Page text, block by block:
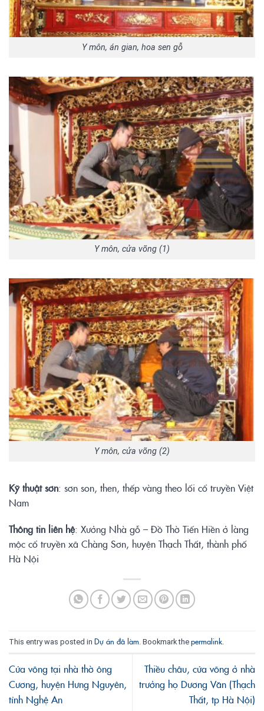
Y môn, án gian, hoa sen gỗ
Y môn, cửa võng (1)
Y môn, cửa võng (2)
Kỹthuật sơn: sơn son, then, thếp vàng theo lối cổ truyền Việt
Nam
Thông tin liên hệ: Xưởng Nhà gỗ – Đồ Thờ Tiến Hiền ở làng
mộc cổ truyền xã Chàng Sơn, huyện Thạch Thất, thành phố
Hà Nội
This entry was posted in Dự án đã làm. Bookmark the permalink.
Cửa võng tại nhà thờ ông
Cương, huyện Hưng Nguyên,
tỉnh Nghệ An
Thiều châu, cửa võng ở nhà
trưởng họ Dương Văn (Thạch
Thất, tp Hà Nội)